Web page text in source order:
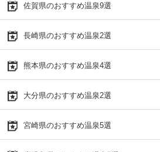
佐賀県のおすすめ温泉9選
長崎県のおすすめ温泉2選
熊本県のおすすめ温泉4選
大分県のおすすめ温泉2選
宮崎県のおすすめ温泉5選